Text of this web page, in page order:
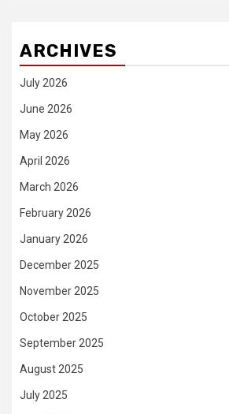
ARCHIVES
July 2026
June 2026
May 2026
April 2026
March 2026
February 2026
January 2026
December 2025
November 2025
October 2025
September 2025
August 2025
July 2025